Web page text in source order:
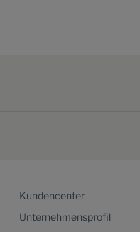
Kundencenter
Unternehmensprofil